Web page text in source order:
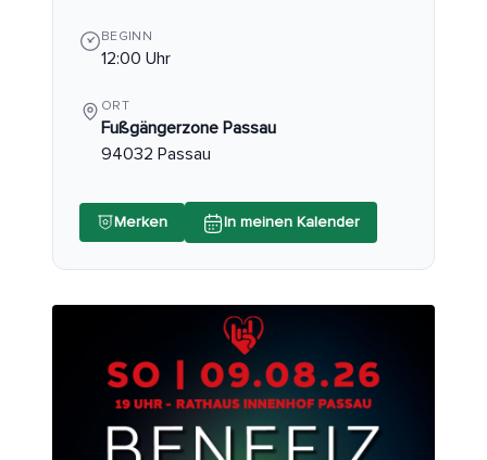
BEGINN
12:00 Uhr
ORT
Fußgängerzone Passau
94032 Passau
Merken In meinen Kalender